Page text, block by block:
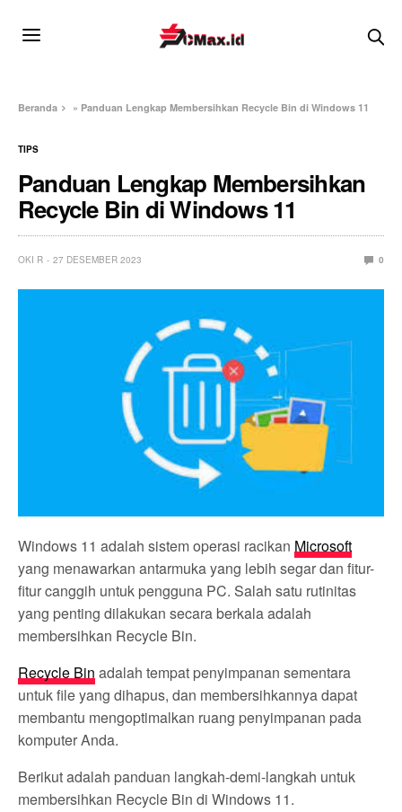
Beranda » Panduan Lengkap Membersihkan Recycle Bin di Windows 11
TIPS
Panduan Lengkap Membersihkan
Recycle Bin di Windows 11
OKI R 27 DESEMBER 2023 0
Windows 11 adalah sistem operasi racikan Microsoft
yang menawarkan antarmuka yang lebih segar dan fitur-
fitur canggih untuk pengguna PC. Salah satu rutinitas
yang penting dilakukan secara berkala adalah
membersihkan Recycle Bin.
Recycle Bin adalah tempat penyimpanan sementara
untuk file yang dihapus, dan membersihkannya dapat
membantu mengoptimalkan ruang penyimpanan pada
komputer Anda.
Berikut adalah panduan langkah-demi-langkah untuk
membersihkan Recycle Bin di Windows 11.